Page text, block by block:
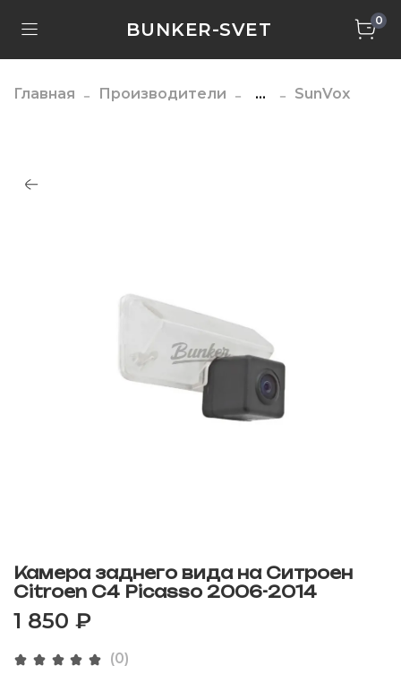
BUNKER-SVET 0
Главная Производители ... SunVox
(0)
Камера заднего вида на Ситроен
Citroen C4 Picasso 2006-2014
1 850 ₽